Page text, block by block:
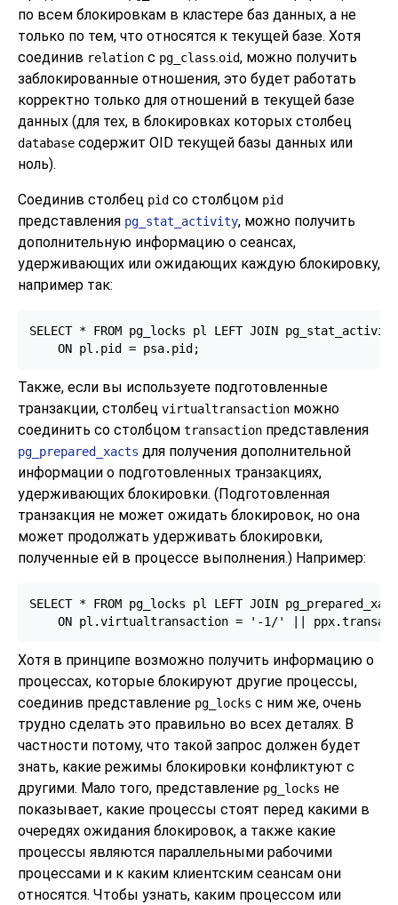
по всем блокировкам в кластере баз данных, а не
только по тем, что относятся к текущей базе. Хотя
соединив relation с pg_class.oid, можно получить
заблокированные отношения, это будет работать
корректно только для отношений в текущей базе
данных (для тех, в блокировках которых столбец
database содержит OID текущей базы данных или
ноль).
Соединив столбец pid со столбцом pid
представления pg_stat_activity, можно получить
дополнительную информацию о сеансах,
удерживающих или ожидающих каждую блокировку,
например так:
SELECT * FROM pg_locks pl LEFT JOIN
    ON pl.pid = psa.pid;
Также, если вы используете подготовленные
транзакции, столбец virtualtransaction можно
соединить со столбцом transaction представления
pg_prepared_xacts для получения дополнительной
информации о подготовленных транзакциях,
удерживающих блокировки. (Подготовленная
транзакция не может ожидать блокировок, но она
может продолжать удерживать блокировки,
полученные ей в процессе выполнения.) Например:
SELECT * FROM pg_locks pl LEFT JOIN
ON pl.virtualtransaction = '-1/' ||
Хотя в принципе возможно получить информацию о
процессах, которые блокируют другие процессы,
соединив представление pg_locks с ним же, очень
трудно сделать это правильно во всех деталях. В
частности потому, что такой запрос должен будет
знать, какие режимы блокировки конфликтуют с
другими. Мало того, представление pg_locks не
показывает, какие процессы стоят перед какими в
очередях ожидания блокировок, а также какие
процессы являются параллельными рабочими
процессами и к каким клиентским сеансам они
относятся. Чтобы узнать, каким процессом или